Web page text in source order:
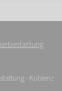
- Koblenz